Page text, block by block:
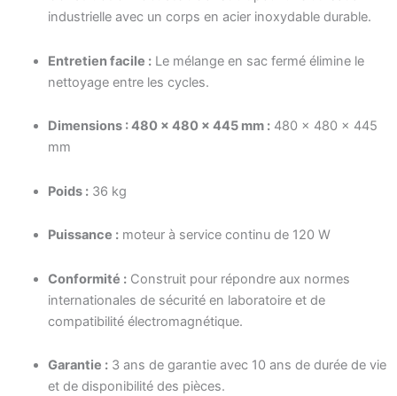
industrielle avec un corps en acier inoxydable durable.
Entretien facile :Le mélange en sac fermé élimine le
nettoyage entre les cycles.
Dimensions : 480 × 480 × 445 mm :480 × 480 × 445
mm
Poids :36 kg
Puissance :moteur à service continu de 120 W
Conformité :Construit pour répondre aux normes
internationales de sécurité en laboratoire et de
compatibilité électromagnétique.
Garantie :3 ans de garantie avec 10 ans de durée de vie
et de disponibilité des pièces.